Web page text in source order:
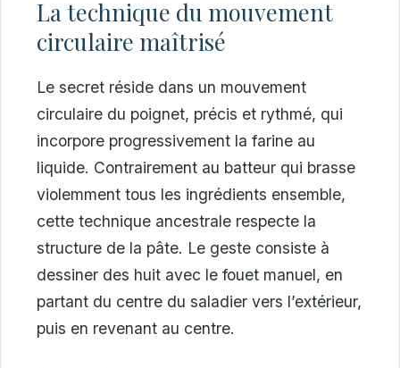
La technique du mouvement
circulaire maîtrisé
Le secret réside dans un mouvement
circulaire du poignet, précis et rythmé, qui
incorpore progressivement la farine au
liquide. Contrairement au batteur qui brasse
violemment tous les ingrédients ensemble,
cette technique ancestrale respecte la
structure de la pâte. Le geste consiste à
dessiner des huit avec le fouet manuel, en
partant du centre du saladier vers l’extérieur,
puis en revenant au centre.